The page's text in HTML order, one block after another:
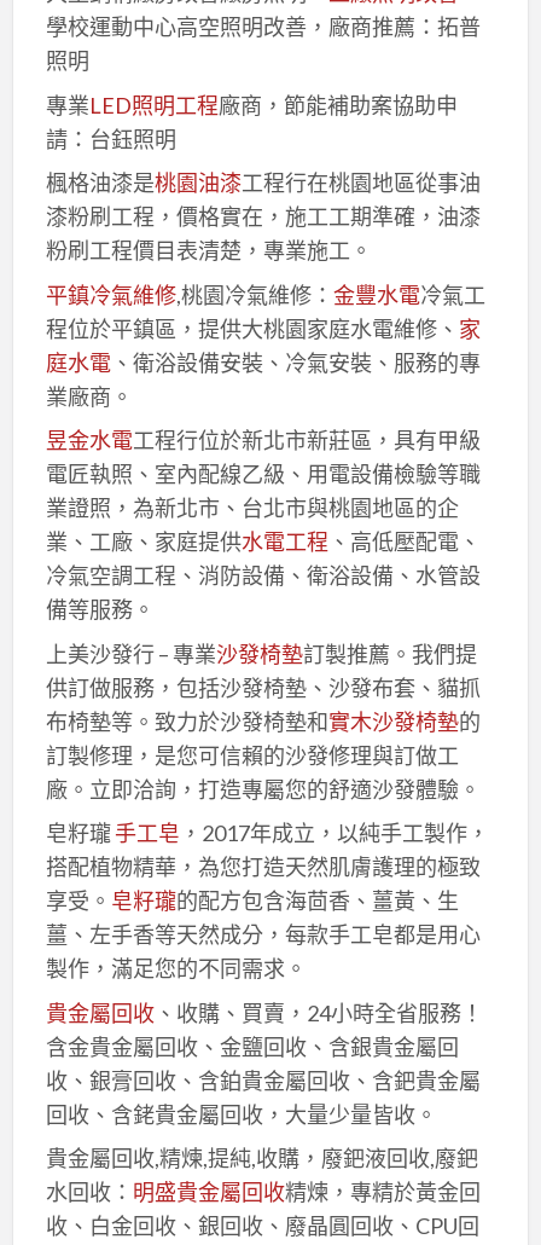
學校運動中心高空照明改善，廠商推薦：拓普
照明
專業LED照明工程廠商，節能補助案協助申
請：台鈺照明
楓格油漆是桃園油漆工程行在桃園地區從事油
漆粉刷工程，價格實在，施工工期準確，油漆
粉刷工程價目表清楚，專業施工。
平鎮冷氣維修,桃園冷氣維修： 金豐水電冷氣工
程位於平鎮區，提供大桃園家庭水電維修、 家
庭水電、衛浴設備安裝、冷氣安裝、服務的專
業廠商。
昱金水電工程行位於新北市新莊區，具有甲級
電匠執照、室內配線乙級、用電設備檢驗等職
業證照，為新北市、台北市與桃園地區的企
業、工廠、家庭提供水電工程 、高低壓配電、
冷氣空調工程、消防設備、衛浴設備、水管設
備等服務。
上美沙發行 – 專業沙發椅墊訂製推薦。我們提
供訂做服務，包括沙發椅墊、沙發布套、貓抓
布椅墊等。致力於沙發椅墊和實木沙發椅墊的
訂製修理，是您可信賴的沙發修理與訂做工
廠。立即洽詢，打造專屬您的舒適沙發體驗。
皂籽瓏手工皂 ，2017年成立，以純手工製作，
搭配植物精華，為您打造天然肌膚護理的極致
享受。 皂籽瓏的配方包含海茴香、薑黃、生
薑、左手香等天然成分，每款手工皂都是用心
製作，滿足您的不同需求。
貴金屬回收、收購、買賣，24小時全省服務！
含金貴金屬回收、金鹽回收、含銀貴金屬回
收、銀膏回收、含鉑貴金屬回收、含鈀貴金屬
回收、含銠貴金屬回收，大量少量皆收。
貴金屬回收,精煉,提純,收購，廢鈀液回收,廢鈀
水回收： 明盛貴金屬回收精煉，專精於黃金回
收、白金回收、銀回收、廢晶圓回收、CPU回